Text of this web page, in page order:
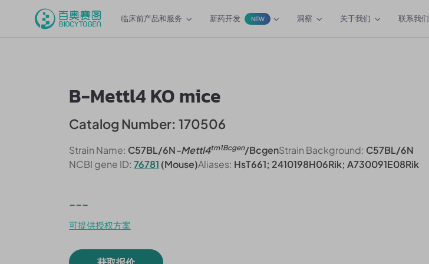
临床前产品和服务 新药开发 NEW 洞察 关于我们 联系我们
B-Mettl4 KO mice
Catalog Number: 170506
Strain Name: C57BL/6N-Mettl4tm1Bcgen/BcgenStrain Background: C57BL/6N
NCBI gene ID: 76781 (Mouse)Aliases: HsT661; 2410198H06Rik; A730091E08Rik
---
可提供授权方案